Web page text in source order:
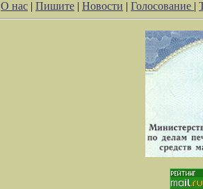
О нас | Пишите | Новости | Голосование |